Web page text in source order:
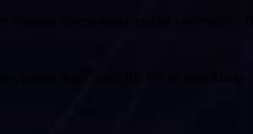
панель заголовка по умолчанию.